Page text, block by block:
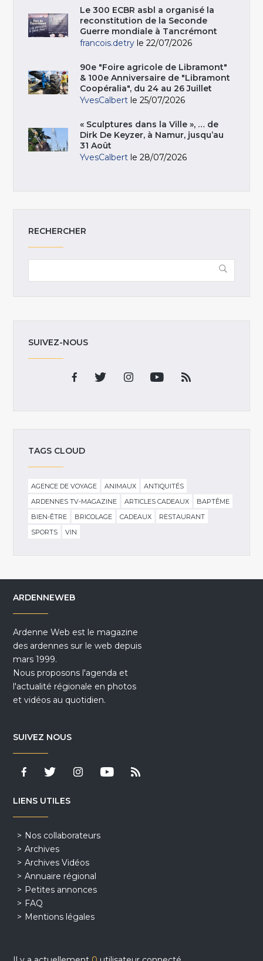
Le 300 ECBR asbl a organisé la
reconstitution de la Seconde
Guerre mondiale à Tancrémont
francois.detry le 22/07/2026
90e "Foire agricole de Libramont"
& 100e Anniversaire de "Libramont
Coopéralia", du 24 au 26 Juillet
YvesCalbert le 25/07/2026
« Sculptures dans la Ville », … de
Dirk De Keyzer, à Namur, jusqu’au
31 Août
YvesCalbert le 28/07/2026
RECHERCHER
SUIVEZ-NOUS
TAGS CLOUD
AGENCE DE VOYAGE ANIMAUX
ANTIQUITÉS
ARDENNES TV-MAGAZINE
ARTICLES CADEAUX
BAPTÊME
BIEN-ÊTRE
BRICOLAGE CADEAUX
RESTAURANT
SPORTS
VIN
ARDENNEWEB
Ardenne Web est le magazine
des ardennes sur le web depuis
mars 1999.
Nous proposons l'agenda et
l'actualité régionale en photos
et vidéos au quotidien.
SUIVEZ NOUS
LIENS UTILES
Nos collaborateurs
Archives
Archives Vidéos
Annuaire régional
Petites annonces
FAQ
Mentions légales